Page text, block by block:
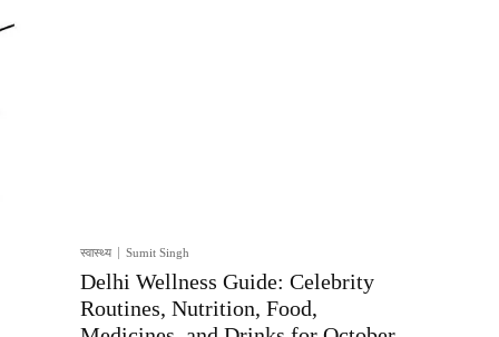
स्वास्थ्य Sumit Singh
Delhi Wellness Guide: Celebrity
Routines, Nutrition, Food,